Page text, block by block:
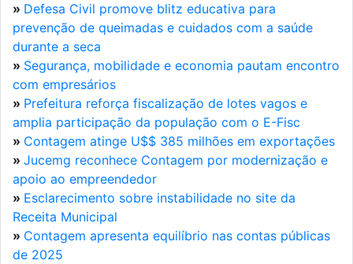
» Defesa Civil promove blitz educativa para
prevenção de queimadas e cuidados com a saúde
durante a seca
» Segurança, mobilidade e economia pautam encontro
com empresários
» Prefeitura reforça fiscalização de lotes vagos e
amplia participação da população com o E-Fisc
» Contagem atinge U$$ 385 milhões em exportações
» Jucemg reconhece Contagem por modernização e
apoio ao empreendedor
» Esclarecimento sobre instabilidade no site da
Receita Municipal
» Contagem apresenta equilíbrio nas contas públicas
de 2025